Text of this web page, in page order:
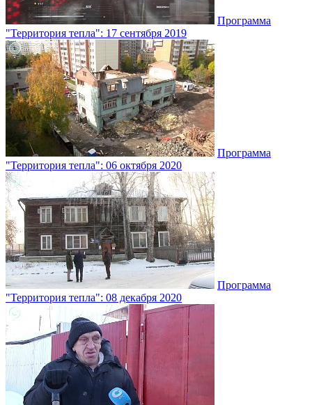
Программа
"Территория тепла": 17 сентября 2019
Программа
"Территория тепла": 06 октября 2020
Программа
"Территория тепла": 08 декабря 2020